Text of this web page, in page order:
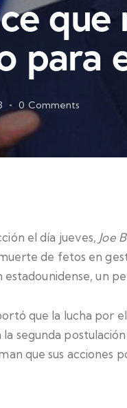
para
0 Comments
el día jueves, Joe
de fetos en
estadounidense, un
que la lucha por el
segunda
que sus acciones